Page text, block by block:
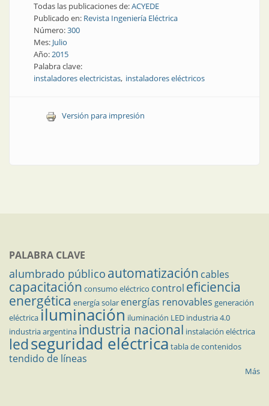
Todas las publicaciones de:ACYEDE
Publicado en: Revista Ingeniería Eléctrica
Número:300
Mes: Julio
Año:2015
Palabra clave:
instaladores electricistas instaladores eléctricos
Versión para impresión
PALABRA CLAVE
alumbrado público automatización cables
capacitación consumo eléctrico control eficiencia
energética energía solar energías renovables generación
eléctricailuminación iluminación LED industria 4.0
industria argentina industria nacional instalación eléctrica
ledseguridad eléctrica tabla de contenidos
tendido de líneas
Más